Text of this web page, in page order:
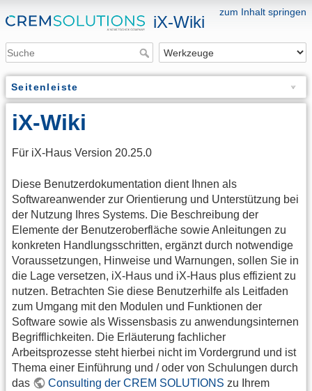
zum Inhalt springen
iX-Wiki
Seitenleiste
iX-Wiki
Für iX-Haus Version 20.25.0
Diese Benutzerdokumentation dient Ihnen als
Softwareanwender zur Orientierung und Unterstützung bei
der Nutzung Ihres Systems. Die Beschreibung der
Elemente der Benutzeroberfläche sowie Anleitungen zu
konkreten Handlungsschritten, ergänzt durch notwendige
Voraussetzungen, Hinweise und Warnungen, sollen Sie in
die Lage versetzen, iX-Haus und iX-Haus plus effizient zu
nutzen. Betrachten Sie diese Benutzerhilfe als Leitfaden
zum Umgang mit den Modulen und Funktionen der
Software sowie als Wissensbasis zu anwendungsinternen
Begrifflichkeiten. Die Erläuterung fachlicher
Arbeitsprozesse steht hierbei nicht im Vordergrund und ist
Thema einer Einführung und / oder von Schulungen durch
das
Consulting der CREM SOLUTIONS zu Ihrem